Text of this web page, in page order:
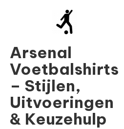
Arsenal
Voetbalshirts
– Stijlen,
Uitvoeringen
& Keuzehulp